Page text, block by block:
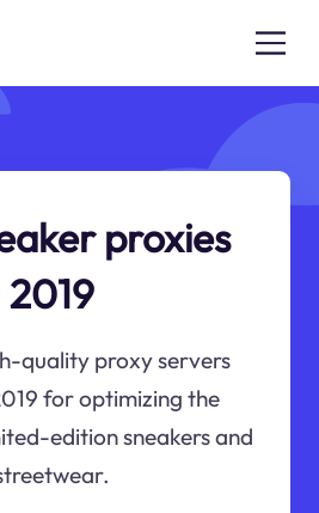
proxies
2019
quality proxy servers
for optimizing the
edition sneakers and